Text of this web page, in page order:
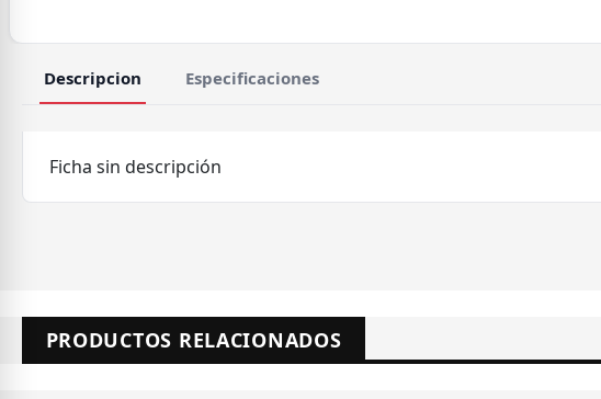
Descripcion Especificaciones
Ficha sin descripción
PRODUCTOS RELACIONADOS